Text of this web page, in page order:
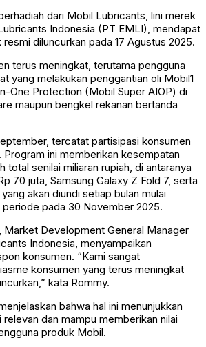
dari Mobil Lubricants, lini merek
Indonesia (PT EMLI), mendapat
diluncurkan pada 17 Agustus 2025.
terus meningkat, terutama pengguna
yang melakukan penggantian oli Mobil1
One Protection (Mobil Super AIOP) di
maupun bengkel rekanan bertanda
tercatat partisipasi konsumen
ini memberikan kesempatan
total senilai miliaran rupiah, di antaranya
70 juta, Samsung Galaxy Z Fold 7, serta
akan diundi setiap bulan mulai
pada 30 November 2025.
Market Development General Manager
Indonesia, menyampaikan
konsumen. “Kami sangat
konsumen yang terus meningkat
kata Rommy.
bahwa hal ini menunjukkan
dan mampu memberikan nilai
produk Mobil.